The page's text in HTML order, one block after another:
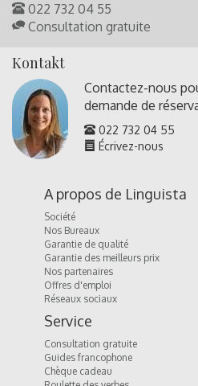
022 732 04 55
Consultation gratuite
Kontakt
Contactez-nous
demande de
022 732 04 55
Écrivez-nous
A propos de Linguista
Société
Nos Bureaux
Garantie de qualité
Garantie des meilleurs prix
Nos partenaires
Offres d'emploi
Réseaux sociaux
Service
Consultation gratuite
Guides francophone
Chèque cadeau